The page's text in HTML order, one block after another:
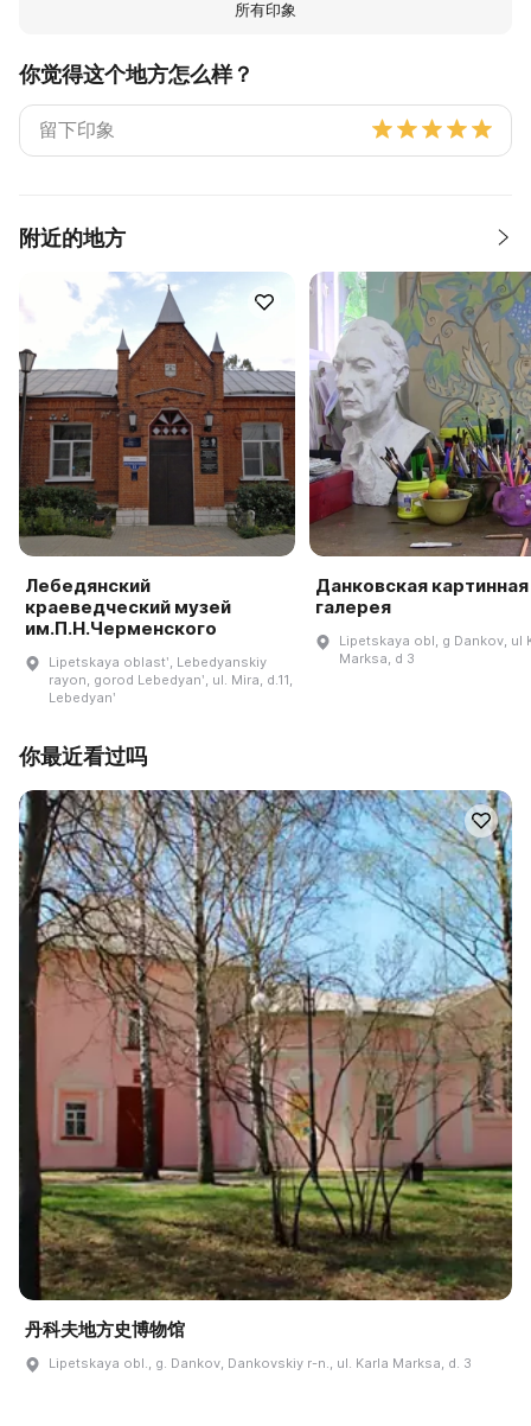
所有印象
你觉得这个地方怎么样？
附近的地方
Лебедянский
краеведческий музей
им.П.Н.Черменского
Lipetskaya oblastʹ, Lebedyanskiy
rayon, gorod Lebedyanʹ, ul. Mira, d.11,
Lebedyanʹ
Данковская картинная
галерея
Lipetskaya obl, g Dankov, ul
Marksa, d 3
你最近看过吗
丹科夫地方史博物馆
Lipetskaya obl., g. Dankov, Dankovskiy r-n., ul. Karla Marksa, d. 3